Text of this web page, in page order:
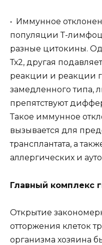
• Иммунное
популяции Т-
разные цитокины.
Тх2, другая
реакции и реакции
замедленного типа,
препятствуют
Такое иммунное
вызывается для
трансплантата, а
аллергических и
Главный комплекс
Открытие
отторжения клеток
организма хозяина